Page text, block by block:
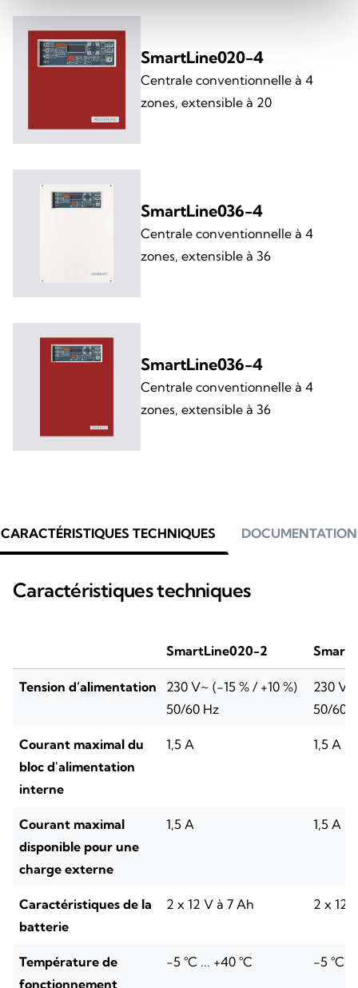
SmartLine020-4
Centrale conventionnelle à 4
zones, extensible à 20
SmartLine036-4
Centrale conventionnelle à 4
zones, extensible à 36
SmartLine036-4
Centrale conventionnelle à 4
zones, extensible à 36
CARACTÉRISTIQUES TECHNIQUES DOCUMENTATION
Caractéristiques techniques
SmartLine020-2
Tension d’alimentation
230 V~ (-15 % / +10 %)
50/60 Hz
230 V~
50/60
Courant maximal du
bloc d'alimentation
interne
1,5 A 1,5 A
Courant maximal
disponible pour une
charge externe
1,5 A 1,5 A
Caractéristiques de la
batterie
2 x 12 V à 7 Ah 2 x 12
Température de
fonctionnement
-5 °C ... +40 °C -5 °C